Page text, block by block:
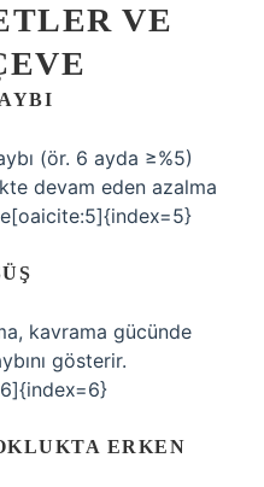
VE
(ör. 6 ayda ≥%5)
devam eden azalma
kavrama gücünde
gösterir.
ERKEN